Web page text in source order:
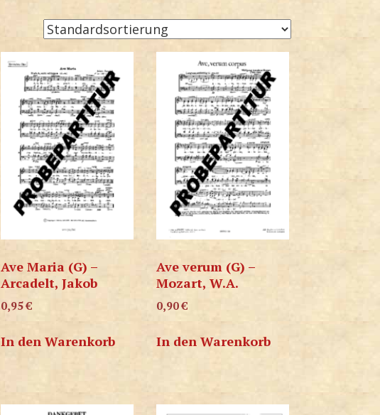
Ave Maria (G) –
Arcadelt, Jakob
0,95€
In den Warenkorb
Ave verum (G) –
Mozart, W.A.
0,90€
In den Warenkorb